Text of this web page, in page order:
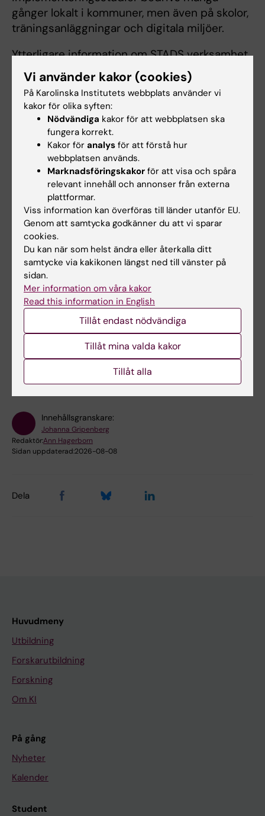
gånger lokalt i kommuner, men även på skolor,
träningsanläggningar och digitala miljöer.
Ytterligare information om STADS verksamhet
finns på
www.stad.org
Relaterat
Centrum för psykiatriforskning
Läs mer om STAD
Forskningsområden:
Beroendelära och missbruk
Epidemiologi
Folkhälsovetenskap, global hälsa och socialmedicin
Kriminologi
Psykiatri
Socialt
arbete
Tillämpad
psykologi
Visa alla
Forskningsämnen:
Beroendemedicin
Drogtestning
Innehållsgranskare:
Johanna Gripenberg
Redaktör:Ann Hagerborn
Sidan uppdaterad:2026-08-08
Dela
Huvudmeny
Utbildning
Forskarutbildning
Forskning
Om KI
På gång
Nyheter
Kalender
Student
Vi använder kakor (cookies)
På Karolinska Institutets webbplats använder vi
kakor för olika syften:
Nödvändiga kakor för att webbplatsen ska
fungera korrekt.
Kakor för analys för att förstå hur
webbplatsen används.
Marknadsföringskakor för att visa och spåra
relevant innehåll och annonser från externa
plattformar.
Viss information kan överföras till länder utanför EU.
Genom att samtycka godkänner du att vi sparar
cookies.
Du kan när som helst ändra eller återkalla ditt
samtycke via kakikonen längst ned till vänster på
sidan.
Mer information om våra kakor
Read this information in English
Tillåt endast nödvändiga
Tillåt mina valda kakor
Tillåt alla